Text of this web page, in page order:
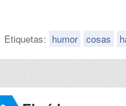
Etiquetas: humor cosas